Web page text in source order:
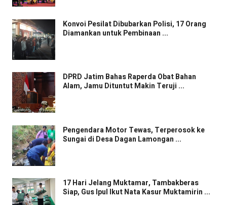
Konvoi Pesilat Dibubarkan Polisi, 17 Orang
Diamankan untuk Pembinaan ...
DPRD Jatim Bahas Raperda Obat Bahan
Alam, Jamu Dituntut Makin Teruji ...
Pengendara Motor Tewas, Terperosok ke
Sungai di Desa Dagan Lamongan ...
17 Hari Jelang Muktamar, Tambakberas
Siap, Gus Ipul Ikut Nata Kasur Muktamirin ...